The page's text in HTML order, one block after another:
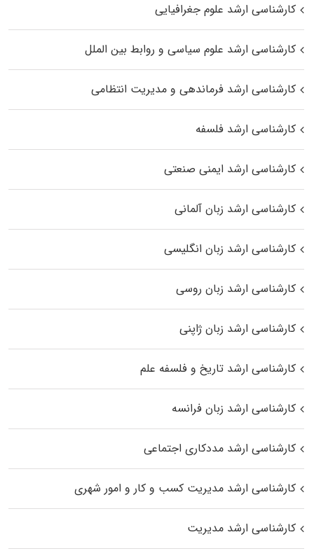
کارشناسی ارشد علوم جغرافیایی
کارشناسی ارشد علوم سیاسی و روابط بین الملل
کارشناسی ارشد فرماندهی و مدیریت انتظامی
کارشناسی ارشد فلسفه
کارشناسی ارشد ایمنی صنعتی
کارشناسی ارشد زبان آلمانی
کارشناسی ارشد زبان انگلیسی
کارشناسی ارشد زبان روسی
کارشناسی ارشد زبان ژاپنی
کارشناسی ارشد تاریخ و فلسفه علم
کارشناسی ارشد زبان فرانسه
کارشناسی ارشد مددکاری اجتماعی
کارشناسی ارشد مدیریت کسب و کار و امور شهری
کارشناسی ارشد مدیریت